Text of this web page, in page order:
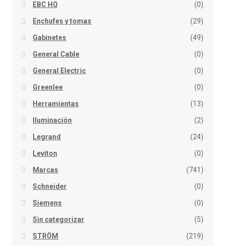
EBC HQ (0)
Enchufes y tomas (29)
Gabinetes (49)
General Cable (0)
General Electric (0)
Greenlee (0)
Herramientas (13)
Iluminación (2)
Legrand (24)
Leviton (0)
Marcas (741)
Schneider (0)
Siemens (0)
Sin categorizar (5)
STRÖM (219)